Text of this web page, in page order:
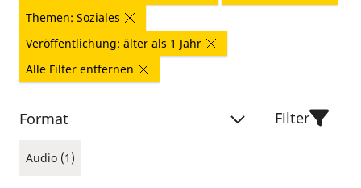
Themen: Soziales
Veröffentlichung: älter als 1 Jahr
Alle Filter entfernen
Format
Audio (1)
Filter